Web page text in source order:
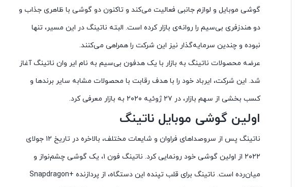
گوشی موبایل و لوازم جانبی فعالیت می‌کند و تاکنون دو گوشی با ظاهری جذاب و
دو هندزفری بی‌سیم را روانه‌ی بازار کرده است. البته ناتینگ در این مسیر، تنها
نبوده و چندین سرمایه‌گذار نیز این شرکت را همراهی می‌کنند.
عرضه محصولات ناتینگ به بازار با یک هدفون بی‌سیم به نام ایر وان ناتینگ آغاز
شد. این شرکت، ایرباد خود را با هدف رقابت با محصولات مشابه سایر برند‌ها و
کسب بخشی از سهم بازار، در ۲۷ ژوئیه ۲۰۲۰ به بازار معرفی کرد.
اولین گوشی موبایل ناتینگ
ناتینگ پس از سروصدا‌های فراوان و شایعات مختلف، بالاخره در تاریخ ۱۲ جولای
۲۰۲۲ از اولین گوشی خود رونمایی کرد. ناتینگ فون ۱، یک گوشی چشم‌نواز و
میان‌رده است. ناتینگ برای قلب تپنده این دستگاه، از پردازنده +Snapdragon